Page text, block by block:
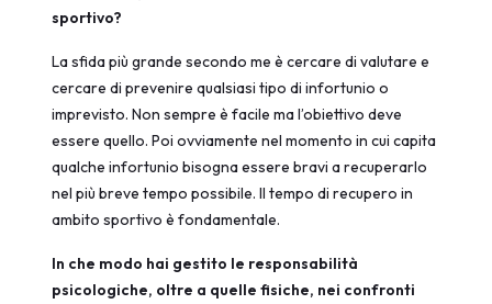
sportivo?
La sfida più grande secondo me è cercare di valutare e
cercare di prevenire qualsiasi tipo di infortunio o
imprevisto. Non sempre è facile ma l’obiettivo deve
essere quello. Poi ovviamente nel momento in cui capita
qualche infortunio bisogna essere bravi a recuperarlo
nel più breve tempo possibile. Il tempo di recupero in
ambito sportivo è fondamentale.
In che modo hai gestito le responsabilità
psicologiche, oltre a quelle fisiche, nei confronti